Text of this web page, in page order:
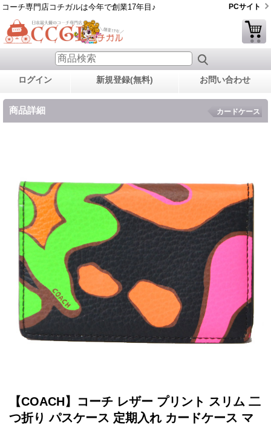
コーチ専門店コチガルは今年で創業17年目♪ PCサイト
ログイン 新規登録(無料) お問い合わせ
商品詳細 カードケース
【COACH】コーチ レザー プリント スリム 二
つ折り パスケース 定期入れ カードケース マ